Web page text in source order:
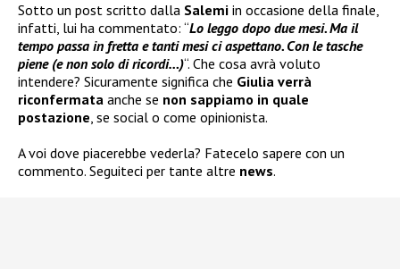
Sotto un post scritto dalla Salemi in occasione della finale,
infatti, lui ha commentato: “Lo leggo dopo due mesi. Ma il
tempo passa in fretta e tanti mesi ci aspettano. Con le tasche
piene (e non solo di ricordi…)“. Che cosa avrà voluto
intendere? Sicuramente significa che Giulia verrà
riconfermata anche se non sappiamo in quale
postazione, se social o come opinionista.
A voi dove piacerebbe vederla? Fatecelo sapere con un
commento. Seguiteci per tante altre news.